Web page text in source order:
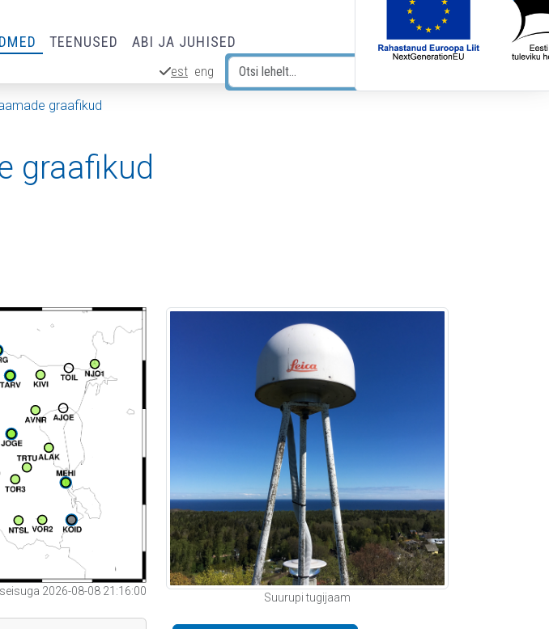
TEENUSED ABI JA JUHISED
est eng
graafikud
graafikud
2026-08-08 21:16:00
Suurupi tugijaam